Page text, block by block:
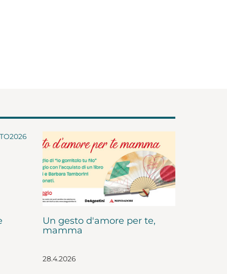
Un gesto d'amore per te,
mamma
28.4.2026